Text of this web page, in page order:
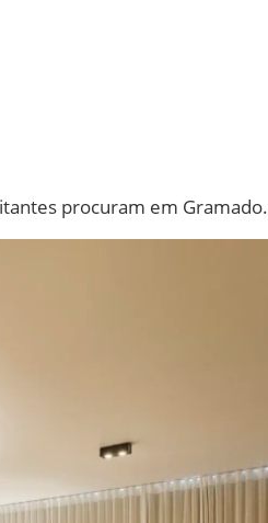
procuram em Gramado.